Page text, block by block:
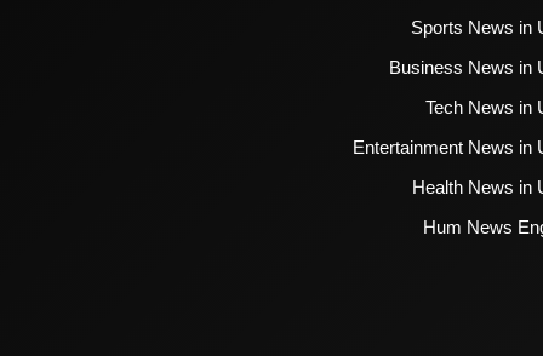
Sports News in
Business News in
Tech News in
Entertainment News in
Health News in
Hum News